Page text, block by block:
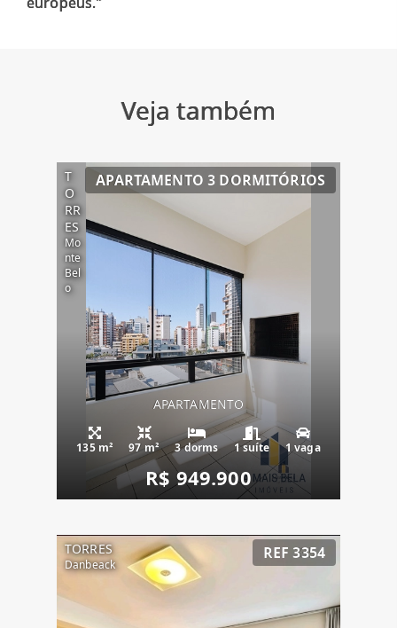
Veja também
T
O
RR
ES
Mo
nte
Bel
o
APARTAMENTO 3 DORMITÓRIOS
APARTAMENTO
135 m² 97 m² 3 dorms 1 suíte 1 vaga
R$ 949.900
TORRES
Danbeack
REF 3354